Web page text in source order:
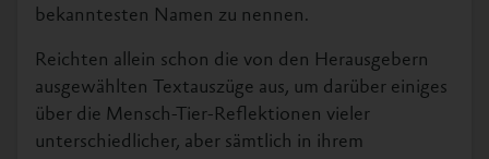
bekanntesten Namen zu nennen.
Reichten allein schon die von den Herausgebern
ausgewählten Textauszüge aus, um darüber einiges
über die Mensch-Tier-Reflektionen vieler
unterschiedlicher, aber sämtlich in ihrem